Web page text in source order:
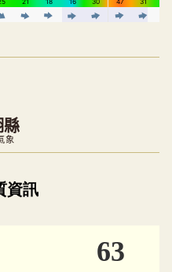
縣
象
覺預覽，完整即時空